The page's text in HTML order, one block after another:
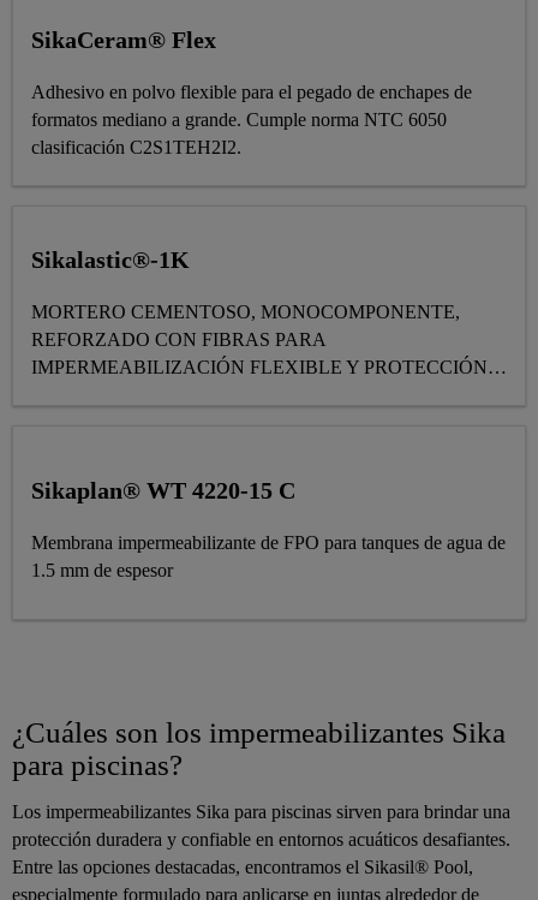
SikaCeram® Flex
Adhesivo en polvo flexible para el pegado de enchapes de
formatos mediano a grande. Cumple norma NTC 6050
clasificación C2S1TEH2I2.
Sikalastic®-1K
MORTERO CEMENTOSO, MONOCOMPONENTE,
REFORZADO CON FIBRAS PARA
IMPERMEABILIZACIÓN FLEXIBLE Y PROTECCIÓN
Sikaplan® WT 4220-15 C
Membrana impermeabilizante de FPO para tanques de agua de
1.5 mm de espesor
¿Cuáles son los impermeabilizantes Sika
para piscinas?
Los impermeabilizantes Sika para piscinas sirven para brindar una
protección duradera y confiable en entornos acuáticos desafiantes.
Entre las opciones destacadas, encontramos el Sikasil® Pool,
especialmente formulado para aplicarse en juntas alrededor de